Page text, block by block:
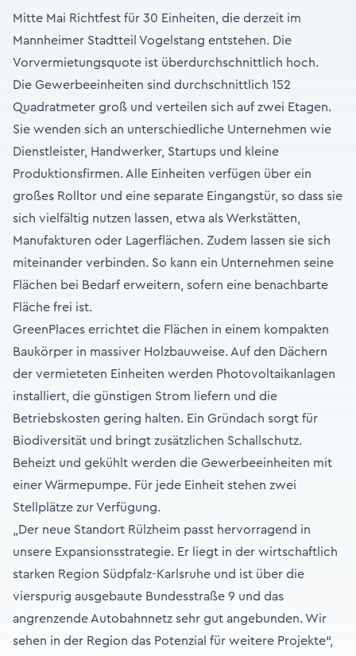
Mitte Mai Richtfest für 30 Einheiten, die derzeit im
Mannheimer Stadtteil Vogelstang entstehen. Die
Vorvermietungsquote ist überdurchschnittlich hoch.
Die Gewerbeeinheiten sind durchschnittlich 152
Quadratmeter groß und verteilen sich auf zwei Etagen.
Sie wenden sich an unterschiedliche Unternehmen wie
Dienstleister, Handwerker, Startups und kleine
Produktionsfirmen. Alle Einheiten verfügen über ein
großes Rolltor und eine separate Eingangstür, so dass sie
sich vielfältig nutzen lassen, etwa als Werkstätten,
Manufakturen oder Lagerflächen. Zudem lassen sie sich
miteinander verbinden. So kann ein Unternehmen seine
Flächen bei Bedarf erweitern, sofern eine benachbarte
Fläche frei ist.
GreenPlaces errichtet die Flächen in einem kompakten
Baukörper in massiver Holzbauweise. Auf den Dächern
der vermieteten Einheiten werden Photovoltaikanlagen
installiert, die günstigen Strom liefern und die
Betriebskosten gering halten. Ein Gründach sorgt für
Biodiversität und bringt zusätzlichen Schallschutz.
Beheizt und gekühlt werden die Gewerbeeinheiten mit
einer Wärmepumpe. Für jede Einheit stehen zwei
Stellplätze zur Verfügung.
„Der neue Standort Rülzheim passt hervorragend in
unsere Expansionsstrategie. Er liegt in der wirtschaftlich
starken Region Südpfalz-Karlsruhe und ist über die
vierspurig ausgebaute Bundesstraße 9 und das
angrenzende Autobahnnetz sehr gut angebunden. Wir
sehen in der Region das Potenzial für weitere Projekte“,